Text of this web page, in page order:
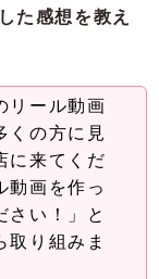
た感想を教え
リール動画
くの方に見
に来てくだ
動画を作っ
さい！」と
取り組みま